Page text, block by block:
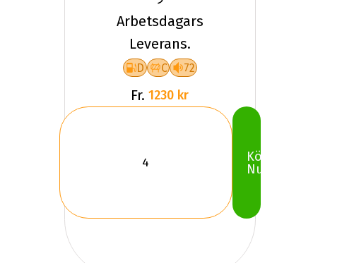
Arbetsdagars
Leverans.
D C 72
Fr. 1230 kr
Köp
Nu